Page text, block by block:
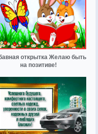
открытка Желаю быть
на позитиве!